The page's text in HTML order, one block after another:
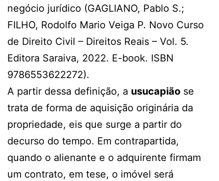
negócio jurídico (GAGLIANO, Pablo S.;
FILHO, Rodolfo Mario Veiga P. Novo Curso
de Direito Civil – Direitos Reais – Vol. 5.
Editora Saraiva, 2022. E-book. ISBN
9786553622272).
A partir dessa definição, a usucapião se
trata de forma de aquisição originária da
propriedade, eis que surge a partir do
decurso do tempo. Em contrapartida,
quando o alienante e o adquirente firmam
um contrato, em tese, o imóvel será